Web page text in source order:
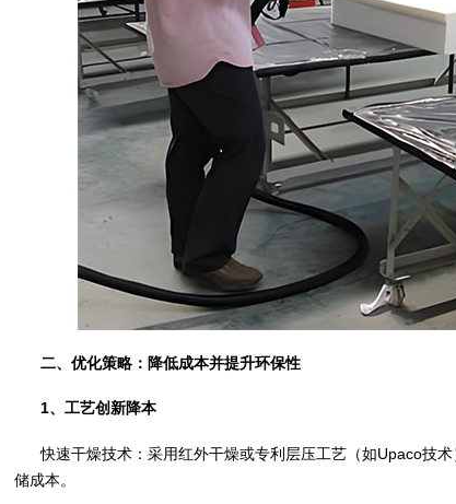
二、优化策略：降低成本并提升环保性
1、工艺创新降本
快速干燥技术：采用红外干燥或专利层压工艺（如Upaco技术
储成本。